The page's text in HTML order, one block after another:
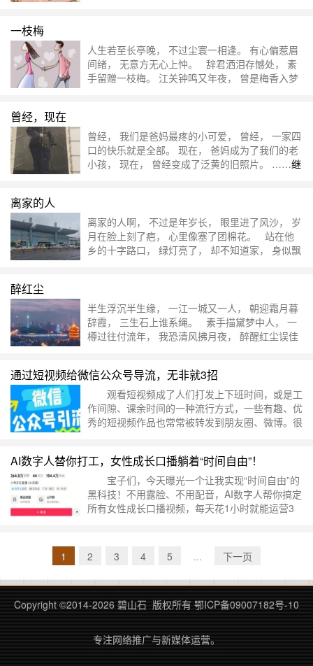
国时统计中医1559人，但1912年后的当时历届政
府曾多次提出“废止中医，不用中药”，对中医发展
影响颇重，故从1929年起武汉中医药……继续阅
一枝梅
人生若至长亭晚， 不过尘寰一相逢。 有心偏惹眉
间绪， 无意方无心上忡。 辞君洒泪存憾处， 素
手留赠一枝梅。 江关钟鸣又年夜， 曾是梅香入梦
曾经，现在
曾经， 我们是爸妈最疼的小可爱， 曾经， 一家四
口的快乐就是全部。 现在， 爸妈成为了我们的老
小孩， 现在， 曾经变成了泛黄的旧照片。 ……继
离家的人
离家的人啊， 不过是年岁长， 眼里进了风沙， 岁
月在脸上刻了疤， 心里像塞了团棉花。 站在他
乡的十字路口， 绿灯亮了， 却不知道家， 身似飘
醉红尘
半生浮沉半生缘， 一江一城又一人， 朝迎霜月暮
辞霞， 三生石上谁系绳。 素手描黛梦中人， 一
樽过往付流年， 我恐清风拂月夜， 醉醒红尘误佳
通过短视频给微信公众号导流，无非就3招
观看短视频成了人们打发上下班时间，或是工
作间隙、课余时间的一种流行方式，一些有趣、优
秀的短视频作品也常常被转发到朋友圈、微博。很
通常我们会把短视频投放到各个平台上进行发
布，可是一个播放量多少的信息，并不会给我们详
细的数据帮助我们去了解粉丝资源。而微信公众号
的后台有着强大的数据库，通过短视频给微信公众
AI数字人替你打工，女性成长口播躺着“时间自由”！
宝子们，今天曝光一个让我实现“时间自由”的
黑科技！不用露脸、不用配音，AI数字人帮你搞定
所有女性成长口播视频，每天花1小时就能运营3
短视频时是不是总刷到“女生必看的5个逆袭技巧”
“30岁后如何实现经济独立”这类视频？没错，女性
成长赛道就是短视频界的“常青树”！从职场干货到
1 2 3 4 5 ... 下一页
Copyright ©2014-2026 碧山石 版权所有 鄂ICP备09007182号-10
专注网络推广与新媒体运营。